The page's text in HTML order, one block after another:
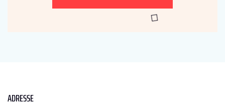
ADRESSE